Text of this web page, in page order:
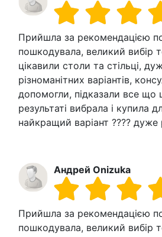
Прийшла за рекомендацією
пошкодувала, великий вибір
цікавили столи та стільці,
різноманітних варіантів,
допомогли, підказали все що
результаті вибрала і купила
найкращий варіант ????
Андрей Onizuka
Прийшла за рекомендацією
пошкодувала, великий вибір